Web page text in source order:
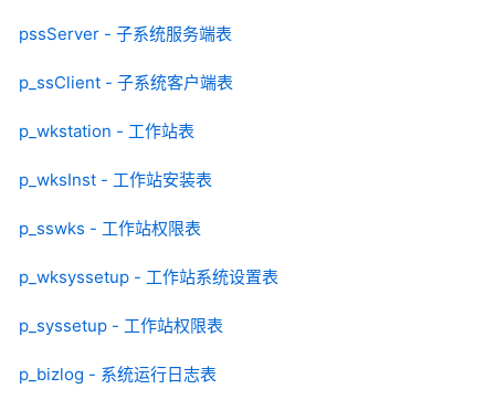
pssServer - 子系统服务端表
p_ssClient - 子系统客户端表
p_wkstation - 工作站表
p_wksInst - 工作站安装表
p_sswks - 工作站权限表
p_wksyssetup - 工作站系统设置表
p_syssetup - 工作站权限表
p_bizlog - 系统运行日志表